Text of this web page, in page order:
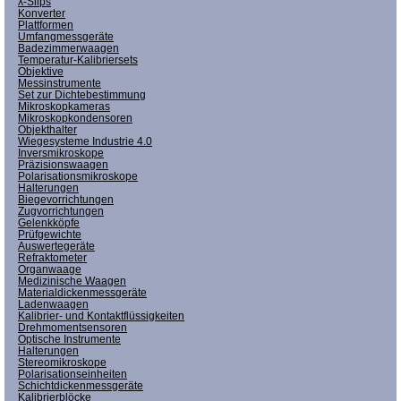
Konverter
Plattformen
Umfangmessgeräte
Badezimmerwaagen
Temperatur-Kalibriersets
Objektive
Messinstrumente
Set zur Dichtebestimmung
Mikroskopkameras
Mikroskopkondensoren
Objekthalter
Wiegesysteme Industrie 4.0
Inversmikroskope
Präzisionswaagen
Polarisationsmikroskope
Halterungen
Biegevorrichtungen
Zugvorrichtungen
Gelenkköpfe
Prüfgewichte
Auswertegeräte
Refraktometer
Organwaage
Medizinische Waagen
Materialdickenmessgeräte
Ladenwaagen
Kalibrier- und Kontaktflüssigkeiten
Drehmomentsensoren
Optische Instrumente
Halterungen
Stereomikroskope
Polarisationseinheiten
Schichtdickenmessgeräte
Kalibrierblöcke